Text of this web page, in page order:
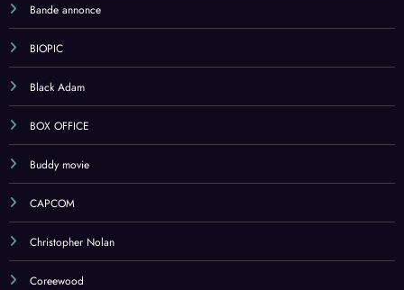
Bande annonce
BIOPIC
Black Adam
BOX OFFICE
Buddy movie
CAPCOM
Christopher Nolan
Coreewood